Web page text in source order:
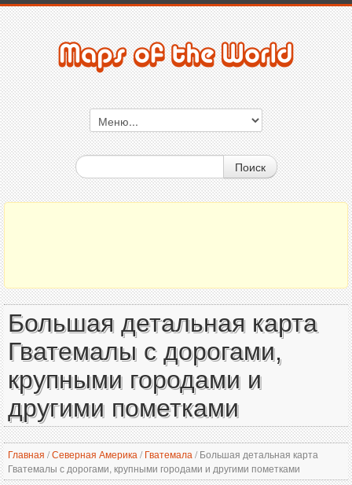
Поиск
Большая детальная карта
Гватемалы с дорогами,
крупными городами и
другими пометками
Главная /Северная Америка / Гватемала /Большая детальная карта
Гватемалы с дорогами, крупными городами и другими пометками